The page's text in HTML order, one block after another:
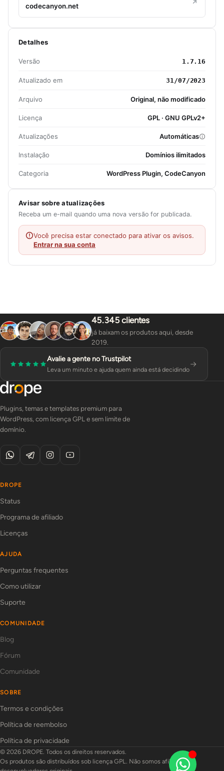
codecanyon.net
Detalhes
Versão 1.7.16
Atualizado em 31/07/2023
Arquivo Original, não modificado
Licença GPL · GNU GPLv2+
Atualizações Automáticas
Instalação Domínios ilimitados
Categoria WordPress Plugin, CodeCanyon
Avisar sobre atualizações
Receba um e-mail quando uma nova versão for publicada.
Você precisa estar conectado para ativar os avisos.
Entrar na sua conta
45.345 clientes
já baixam os produtos aqui, desde
2019.
Avalie a gente no Trustpilot
Leva um minuto e ajuda quem ainda está decidindo
Plugins, temas e templates premium para
WordPress, com licença GPL e sem limite de
domínio.
DROPE
Status
Programa de afiliado
Licenças
AJUDA
Perguntas frequentes
Como utilizar
Suporte
COMUNIDADE
Blog
Fórum
Comunidade
SOBRE
Termos e condições
Política de reembolso
Política de privacidade
© 2026 DROPE. Todos os direitos reservados.
Os produtos são distribuídos sob licença GPL. Não somos afiliados aos